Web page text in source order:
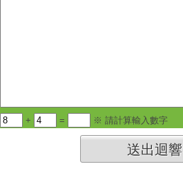
+ = ※ 請計算輸入數字
送出迴響